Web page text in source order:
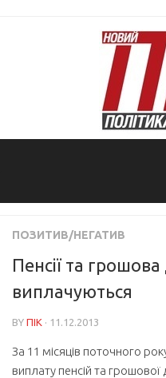
ПОЗИТИВ/НЕГАТИВ
Пенсії та
виплачуються
BY ПІК · 11.12.2013
За 11 місяців поточного
виплату пенсій та